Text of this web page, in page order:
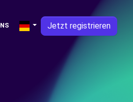
Jetzt registrieren